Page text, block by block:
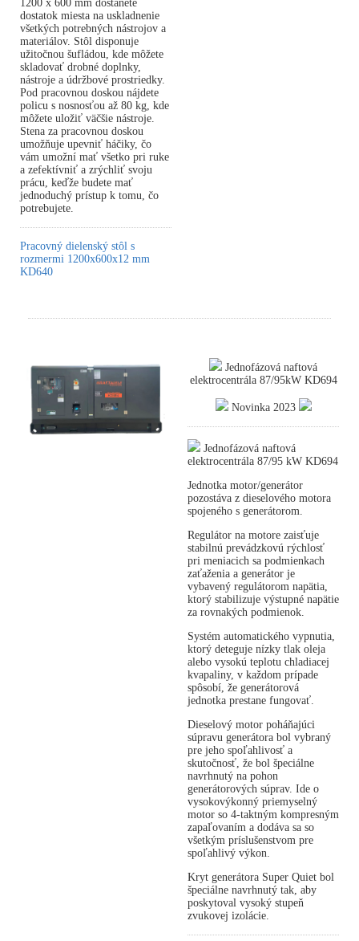
1200 x 600 mm dostanete
dostatok miesta na uskladnenie
všetkých potrebných nástrojov a
materiálov. Stôl disponuje
užitočnou šufládou, kde môžete
skladovať drobné doplnky,
nástroje a údržbové prostriedky.
Pod pracovnou doskou nájdete
policu s nosnosťou až 80 kg, kde
môžete uložiť väčšie nástroje.
Stena za pracovnou doskou
umožňuje upevniť háčiky, čo
vám umožní mať všetko pri ruke
a zefektívniť a zrýchliť svoju
prácu, keďže budete mať
jednoduchý prístup k tomu, čo
potrebujete.
Pracovný dielenský stôl s
rozmermi 1200x600x12 mm
KD640
Jednofázová naftová
elektrocentrála 87/95kW KD694
Novinka 2023
Jednofázová naftová
elektrocentrála 87/95 kW KD694
Jednotka motor/generátor
pozostáva z dieselového motora
spojeného s generátorom.
Regulátor na motore zaisťuje
stabilnú prevádzkovú rýchlosť
pri meniacich sa podmienkach
zaťaženia a generátor je
vybavený regulátorom napätia,
ktorý stabilizuje výstupné napätie
za rovnakých podmienok.
Systém automatického vypnutia,
ktorý deteguje nízky tlak oleja
alebo vysokú teplotu chladiacej
kvapaliny, v každom prípade
spôsobí, že generátorová
jednotka prestane fungovať.
Dieselový motor poháňajúci
súpravu generátora bol vybraný
pre jeho spoľahlivosť a
skutočnosť, že bol špeciálne
navrhnutý na pohon
generátorových súprav. Ide o
vysokovýkonný priemyselný
motor so 4-taktným kompresným
zapaľovaním a dodáva sa so
všetkým príslušenstvom pre
spoľahlivý výkon.
Kryt generátora Super Quiet bol
špeciálne navrhnutý tak, aby
poskytoval vysoký stupeň
zvukovej izolácie.